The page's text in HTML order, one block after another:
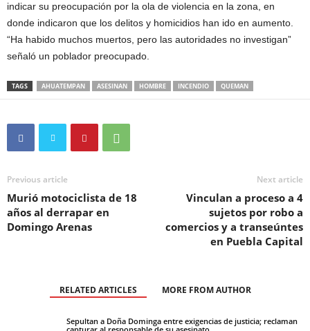
indicar su preocupación por la ola de violencia en la zona, en
donde indicaron que los delitos y homicidios han ido en aumento.
“Ha habido muchos muertos, pero las autoridades no investigan”
señaló un poblador preocupado.
TAGS AHUATEMPAN ASESINAN HOMBRE INCENDIO QUEMAN
Previous article
Murió motociclista de 18
años al derrapar en
Domingo Arenas
Next article
Vinculan a proceso a 4
sujetos por robo a
comercios y a transeúntes
en Puebla Capital
RELATED ARTICLES MORE FROM AUTHOR
Sepultan a Doña Dominga entre exigencias de justicia; reclaman